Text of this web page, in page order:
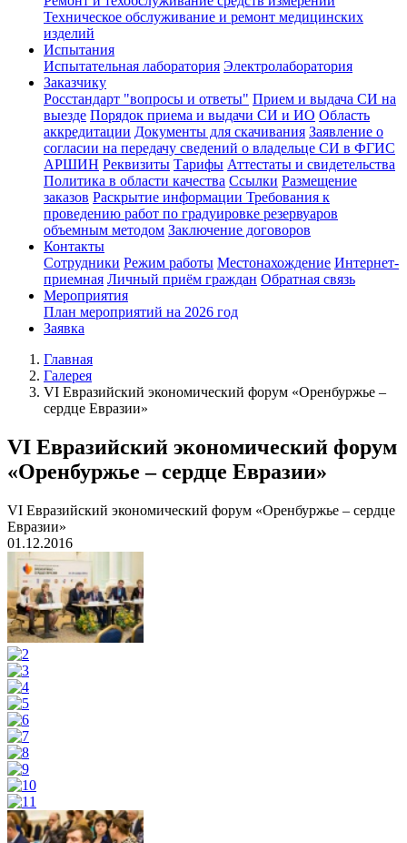
Техническое обслуживание и ремонт медицинских
изделий
Испытания
Испытательная лаборатория Электролаборатория
Заказчику
Росстандарт "вопросы и ответы" Прием и выдача СИ на
выезде Порядок приема и выдачи СИ и ИО Область
аккредитации Документы для скачивания Заявление о
согласии на передачу сведений о владельце СИ в ФГИС
АРШИН Реквизиты Тарифы Аттестаты и свидетельства
Политика в области качества Ссылки Размещение
заказов Раскрытие информации Требования к
проведению работ по градуировке резервуаров
объемным методом Заключение договоров
Контакты
Сотрудники Режим работы Местонахождение Интернет-
приемная Личный приём граждан Обратная связь
Мероприятия
План мероприятий на 2026 год
Заявка
Главная
Галерея
VI Евразийский экономический форум «Оренбуржье –
сердце Евразии»
VI Евразийский экономический форум
«Оренбуржье – сердце Евразии»
VI Евразийский экономический форум «Оренбуржье – сердце
Евразии»
01.12.2016